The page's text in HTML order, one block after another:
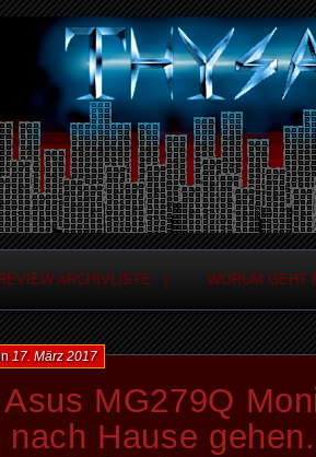
REVIEW ARCHIVLISTE . | WORUM GEHT
MG279Q
nach Hause gehen.
17. März 2017